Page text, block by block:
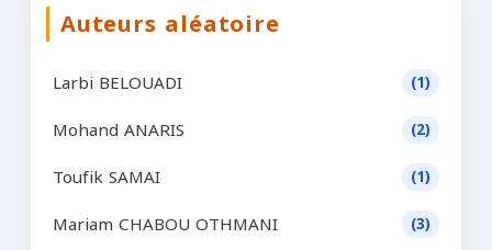
Auteurs aléatoire
Larbi BELOUADI (1)
Mohand ANARIS (2)
Toufik SAMAI (1)
Mariam CHABOU OTHMANI (3)